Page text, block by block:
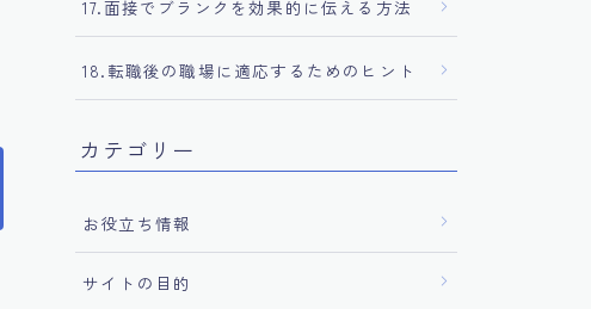
17.面接でブランクを効果的に伝える方法
18.転職後の職場に適応するためのヒント
カテゴリー
お役立ち情報
サイトの目的